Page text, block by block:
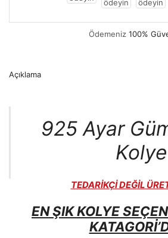
Ödemeniz 100%
Açıklama
925 Ayar
Kolye
TEDARİKÇİ DEĞİL
EN ŞIK KOLYE